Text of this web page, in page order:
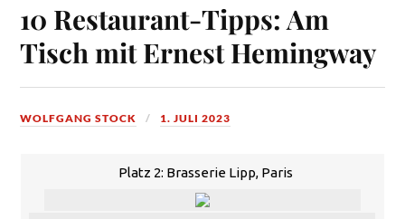
10 Restaurant-Tipps: Am
Tisch mit Ernest Hemingway
WOLFGANG STOCK 1. JULI 2023
Platz 2: Brasserie Lipp, Paris